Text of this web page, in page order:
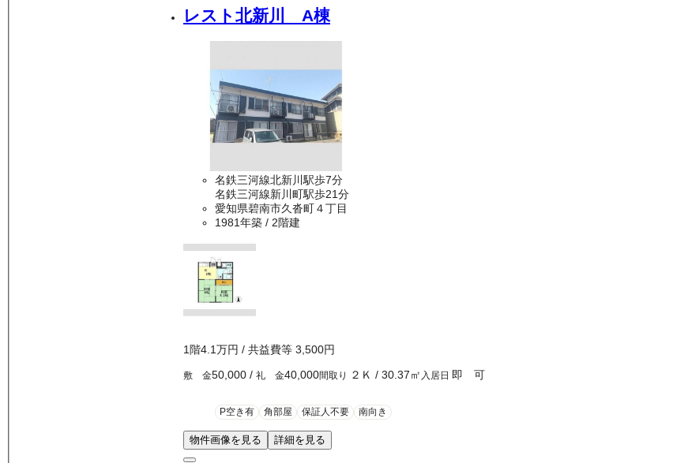
レスト北新川 A棟
名鉄三河線北新川駅歩7分
名鉄三河線新川町駅歩21分
愛知県碧南市久沓町４丁目
1981年築 / 2階建
1 階4.1万円 / 共益費等 3,500円
敷 金50,000 / 礼 金40,000間取り ２Ｋ / 30.37㎡ 入居日 即 可
P空き有 角部屋 保証人不要 南向き
物件画像を見る 詳細を見る